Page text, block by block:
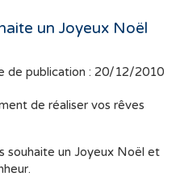
un Joyeux Noël
de publication : 20/12/2010
de réaliser vos rêves